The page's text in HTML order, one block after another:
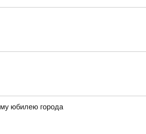
юбилею города